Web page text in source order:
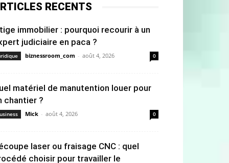
RECENTS
immobilier : pourquoi recourir à un
judiciaire en paca ?
biznessroom_com - août 4, 2026 0
matériel de manutention louer pour
chantier ?
Mick - août 4, 2026 0
laser ou fraisage CNC : quel
choisir pour travailler le